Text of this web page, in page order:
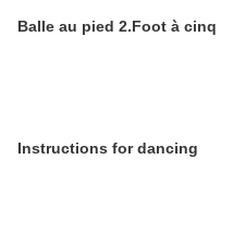
Balle au pied 2.Foot à cinq
Instructions for dancing